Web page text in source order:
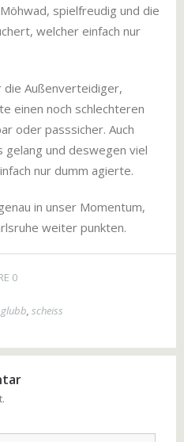
spielfreudig und die
welcher einfach nur
Außenverteidiger,
einen noch schlechteren
oder passsicher. Auch
gelang und deswegen viel
nur dumm agierte.
in unser Momentum,
weiter punkten.
0
glubb, scheiss